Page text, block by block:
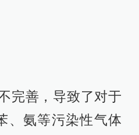
完善，导致了对于
、氨等污染性气体